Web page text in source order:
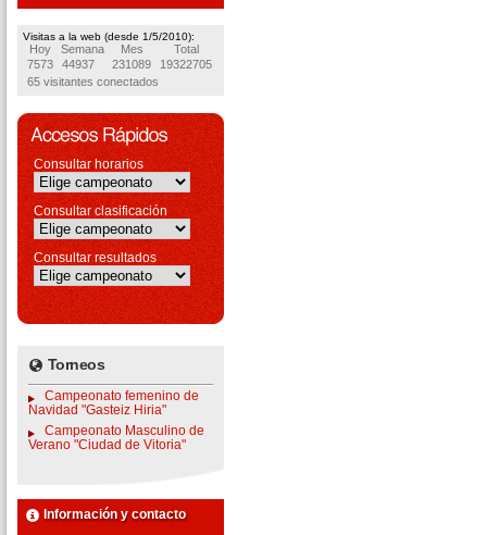
Visitas a la web (desde 1/5/2010):
Hoy Semana Mes
Total
7573
44937 231089
19322705
65 visitantes conectados
Consultar horarios
Consultar clasificación
Consultar resultados
Torneos
Campeonato femenino de
Navidad "Gasteiz Hiria"
Campeonato Masculino de
Verano "Ciudad de Vitoria"
Información y contacto